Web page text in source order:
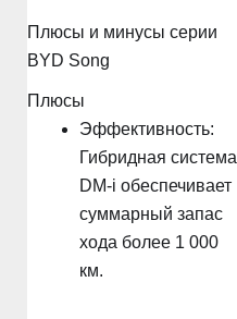
Плюсы и минусы серии
BYD Song
Плюсы
Эффективность:
Гибридная система
DM-i обеспечивает
суммарный запас
хода более 1 000
км.